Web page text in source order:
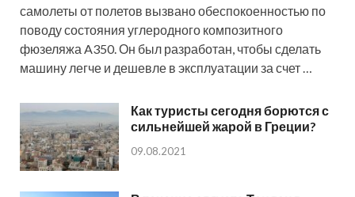
самолеты от полетов вызвано обеспокоенностью по
поводу состояния углеродного композитного
фюзеляжа A350. Он был разработан, чтобы сделать
машину легче и дешевле в эксплуатации за счет …
Как туристы сегодня борются с
сильнейшей жарой в Греции?
09.08.2021